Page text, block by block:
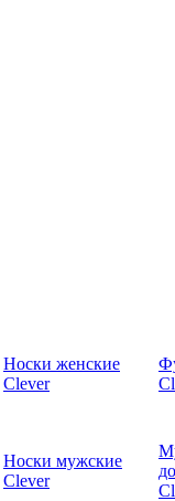
Носки женские
Clever
Носки мужские
Clever